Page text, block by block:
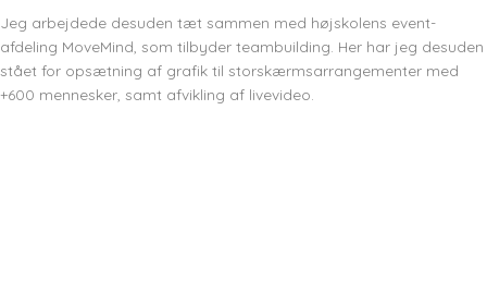
Jeg arbejdede desuden tæt sammen med højskolens event-
afdeling MoveMind, som tilbyder teambuilding. Her har jeg desuden
stået for opsætning af grafik til storskærmsarrangementer med
+600 mennesker, samt afvikling af livevideo.